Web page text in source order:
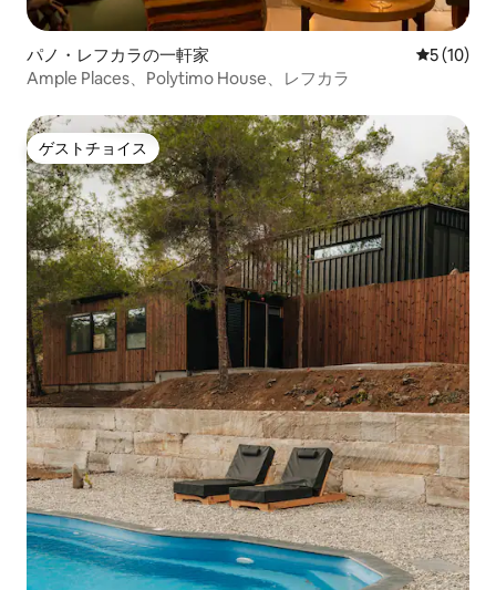
パノ・レフカラの一軒家 レビュー
5 (10)
Ample Places、Polytimo House、レフカラ
ゲストチョイス
ゲストチョイス